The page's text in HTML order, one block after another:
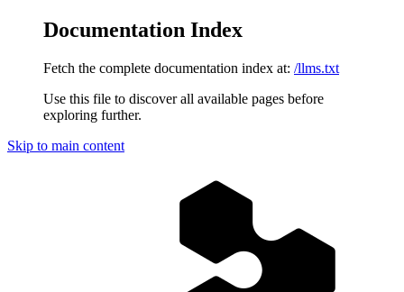
Documentation Index
Fetch the complete documentation index at: /llms.txt
Use this file to discover all available pages before
exploring further.
Skip to main content